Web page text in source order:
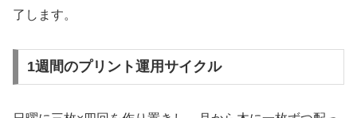
了します。
1週間のプリント運用サイクル